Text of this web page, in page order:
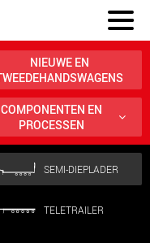
NIEUWE EN
COMPONENTEN EN
PROCESSEN
SEMI-DIEPLADER
TELETRAILER